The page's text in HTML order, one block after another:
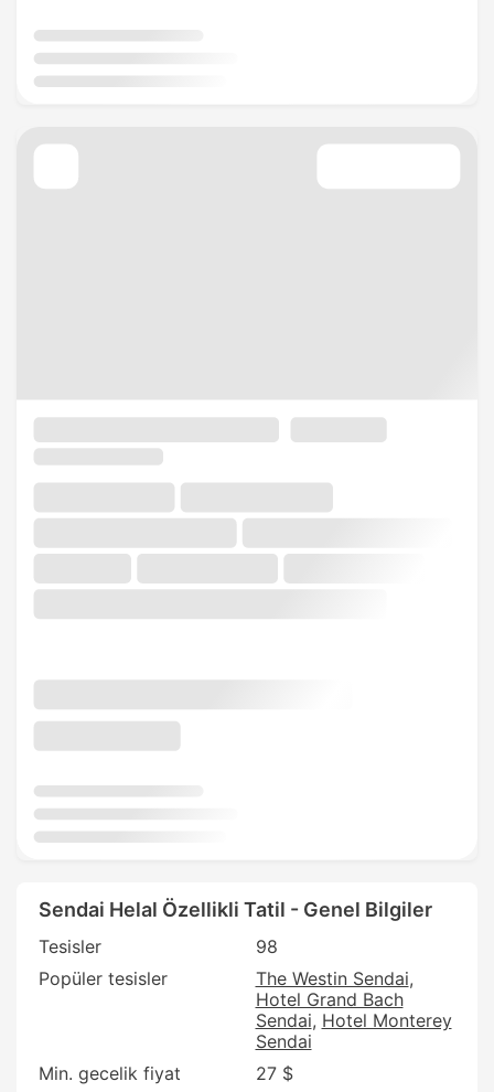
Sendai Helal Özellikli Tatil - Genel Bilgiler
Tesisler
98
Popüler tesisler
The Westin Sendai
Hotel Grand Bach
Sendai Hotel Monterey
Sendai
Min. gecelik fiyat
27 $